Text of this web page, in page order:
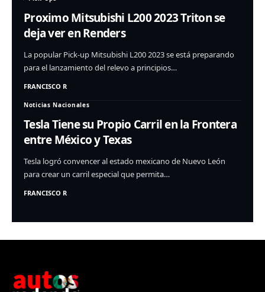
Proximo Mitsubishi L200 2023 Triton se
deja ver en Renders
La popular Pick-up Mitsubishi L200 2023 se está preparando
para el lanzamiento del relevo a principios…
FRANCISCO R
Noticias Nacionales
Tesla Tiene su Propio Carril en la Frontera
entre México y Texas
Tesla logró convencer al estado mexicano de Nuevo León
para crear un carril especial que permita…
FRANCISCO R